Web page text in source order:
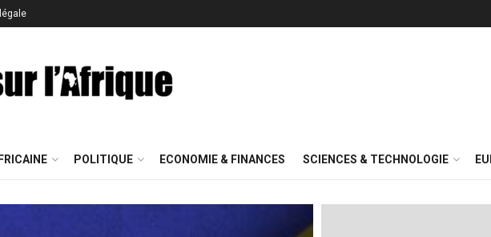
POLITIQUE ECONOMIE & FINANCES SCIENCES & TECHNOLOGIE